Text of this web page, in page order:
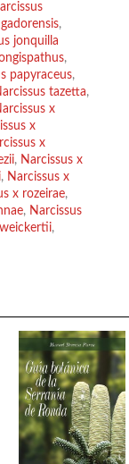
,
jonquilla
,
papyraceus,
tazetta,
x
x
x
, Narcissus x
, Narcissus x
x rozeirae,
, Narcissus
,